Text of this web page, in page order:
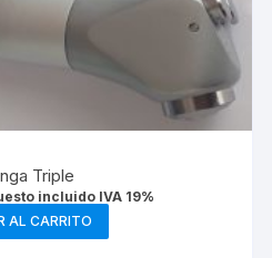
Triple
incluido IVA 19%
AL CARRITO